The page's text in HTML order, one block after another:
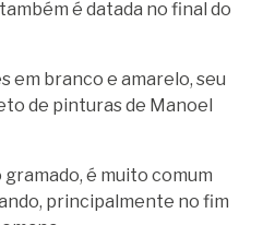
também é datada no final do
em branco e amarelo, seu
de pinturas de Manoel
é muito comum
principalmente no fim